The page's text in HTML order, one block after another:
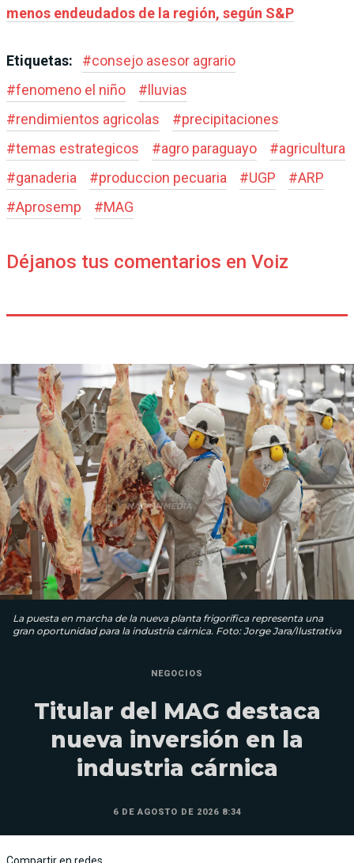
menos endeudados de la región, según S&P
Etiquetas: #consejo asesor agrario
#fenomeno el niño #lluvias
#rendimientos agricolas #precipitaciones
#temas estrategicos #agro paraguayo #agricultura
#ganaderia #produccion pecuaria #UGP #ARP
#Aprosemp #MAG
Déjanos tus comentarios en Voiz
La puesta en marcha de la nueva planta frigorífica representa una
gran oportunidad para la industria cárnica. Foto: Jorge Jara/Ilustrativa
NEGOCIOS
Titular del MAG destaca
nueva inversión en la
industria cárnica
6 DE AGOSTO DE 2026 8:34